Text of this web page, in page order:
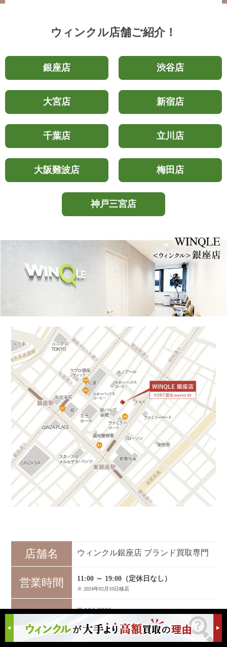
ウィンクル店舗ご紹介！
銀座店 渋谷店
大宮店 新宿店
千葉店 立川店
大阪難波店 梅田店
神戸三宮店
店舗名 ウィンクル銀座店 ブランド買取専門
営業時間 11:00 ～ 19:00（定休日なし）
※ 2024年02月10日移店
住所
〒104-0061
東京都中央区銀座3-9-6
VORT銀座maxim 6F